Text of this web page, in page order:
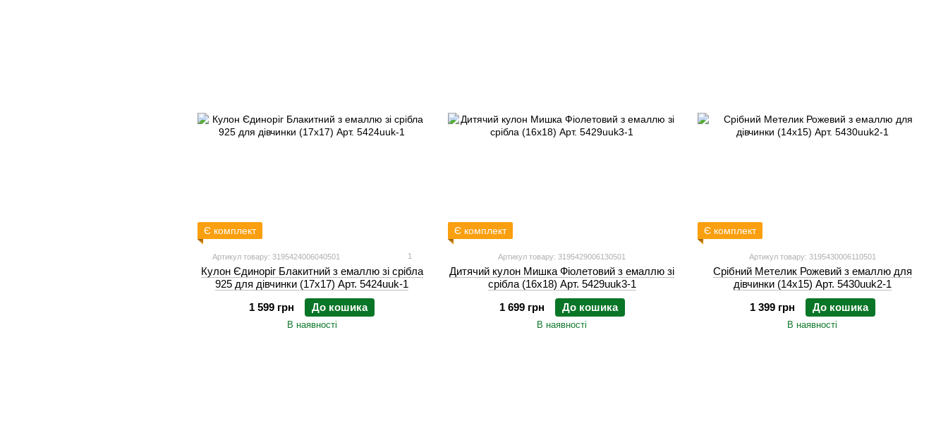
Є комплект
Артикул товару: 3195424006040501 1
Кулон Єдиноріг Блакитний з емаллю зі срібла
925 для дівчинки (17х17) Арт. 5424uuk-1
1 599 грн
До кошика
В наявності
Є комплект
Артикул товару: 3195429006130501
Дитячий кулон Мишка Фіолетовий з емаллю зі
срібла (16х18) Арт. 5429uuk3-1
1 699 грн
До кошика
В наявності
Є комплект
Артикул товару: 3195430006110501
Срібний Метелик Рожевий з емаллю для
дівчинки (14х15) Арт. 5430uuk2-1
1 399 грн
До кошика
В наявності